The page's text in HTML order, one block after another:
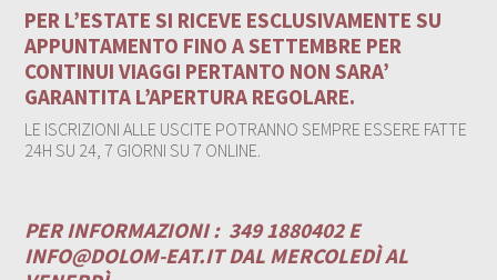
PER L’ESTATE SI RICEVE ESCLUSIVAMENTE SU
APPUNTAMENTO FINO A SETTEMBRE PER
CONTINUI VIAGGI PERTANTO NON SARA’
GARANTITA L’APERTURA REGOLARE.
LE ISCRIZIONI ALLE USCITE POTRANNO SEMPRE ESSERE FATTE
24H SU 24, 7 GIORNI SU 7 ONLINE.
PER INFORMAZIONI : 349 1880402 E
INFO@DOLOM-EAT.ITDAL MERCOLEDÌ AL